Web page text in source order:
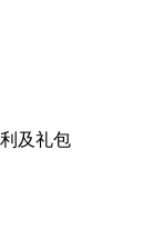
及礼包